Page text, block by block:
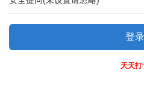
登录
天天打